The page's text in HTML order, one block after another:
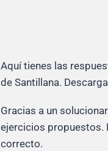
Aquí tienes las
de Santillana.
Gracias a un
ejercicios propuestos.
correcto.